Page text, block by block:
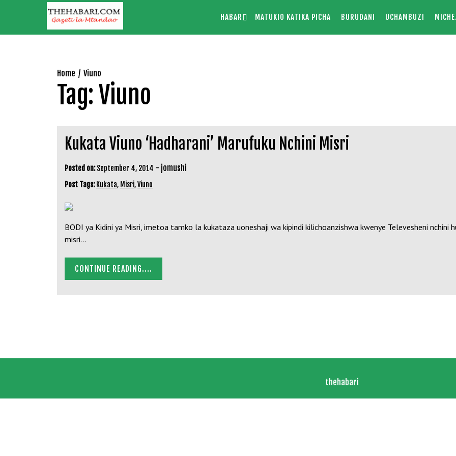
HABARI MATUKIO KATIKA PICHA BURUDANI UCHAMBUZI
Home Viuno
Tag: Viuno
Kukata Viuno ‘Hadharani’ Marufuku Nchini Misri
Posted on: September 4, 2014 - jomushi
Post Tags: Kukata, Misri,Viuno
BODI ya Kidini ya Misri, imetoa tamko la kukataza uoneshaji wa kipindi kilichoanzishwa kwenye Televesheni nchini
misri…
CONTINUE READING....
thehabari